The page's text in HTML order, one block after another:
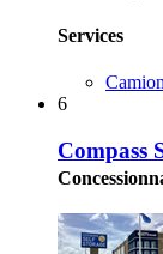
Services
6
Compass